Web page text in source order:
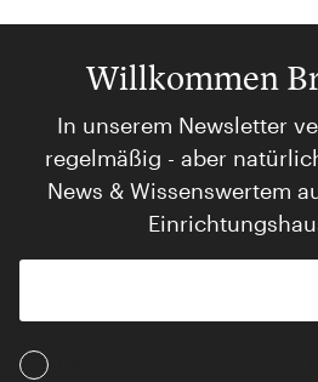
Willkommen
In unserem Newsletter
regelmäßig - aber
News & Wissenswertem